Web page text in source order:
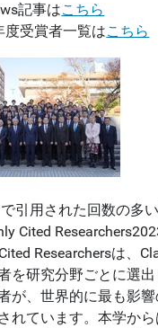
記事はこちら
受賞者一覧はこちら
引用された回数の多
Cited
Researchersは、
を研究分野ごとに選
が、世界的に最も影
れています。本学か